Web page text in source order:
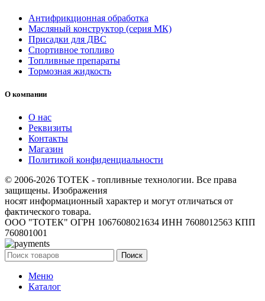
Антифрикционная обработка
Масляный конструктор (серия МК)
Присадки для ДВС
Спортивное топливо
Топливные препараты
Тормозная жидкость
О компании
О нас
Реквизиты
Контакты
Магазин
Политикой конфиденциальности
© 2006-2026 TOTEK - топливные технологии. Все права
защищены. Изображения
носят информационный характер и могут отличаться от
фактического товара.
ООО "ТОТЕК" ОГРН 1067608021634 ИНН 7608012563 КПП
760801001
Поиск
Меню
Каталог